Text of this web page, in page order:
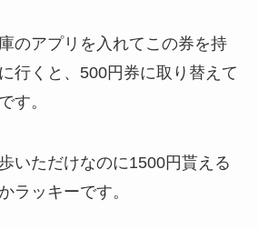
のアプリを入れてこの券を持
行くと、500円券に取り替えて
す。
いただけなのに1500円貰える
ラッキーです。